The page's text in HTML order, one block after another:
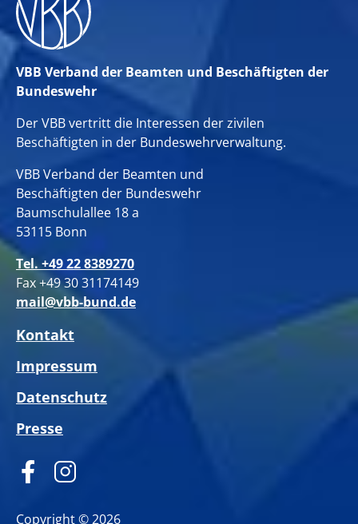
VBB Verband der Beamten und Beschäftigten der
Bundeswehr
Der VBB vertritt die Interessen der zivilen
Beschäftigten in der Bundeswehrverwaltung.
VBB Verband der Beamten und
Beschäftigten der Bundeswehr
Baumschulallee 18 a
53115 Bonn
Tel. +49 22 8389270
Fax +49 30 31174149
mail@vbb-bund.de
Kontakt
Impressum
Datenschutz
Presse
Copyright © 2026